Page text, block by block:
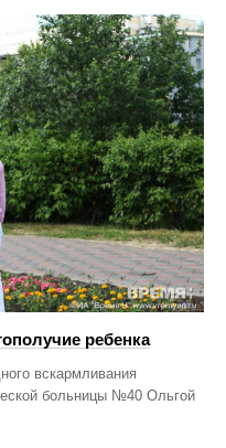
ребенка
вскармливания
больницы №40 Ольгой